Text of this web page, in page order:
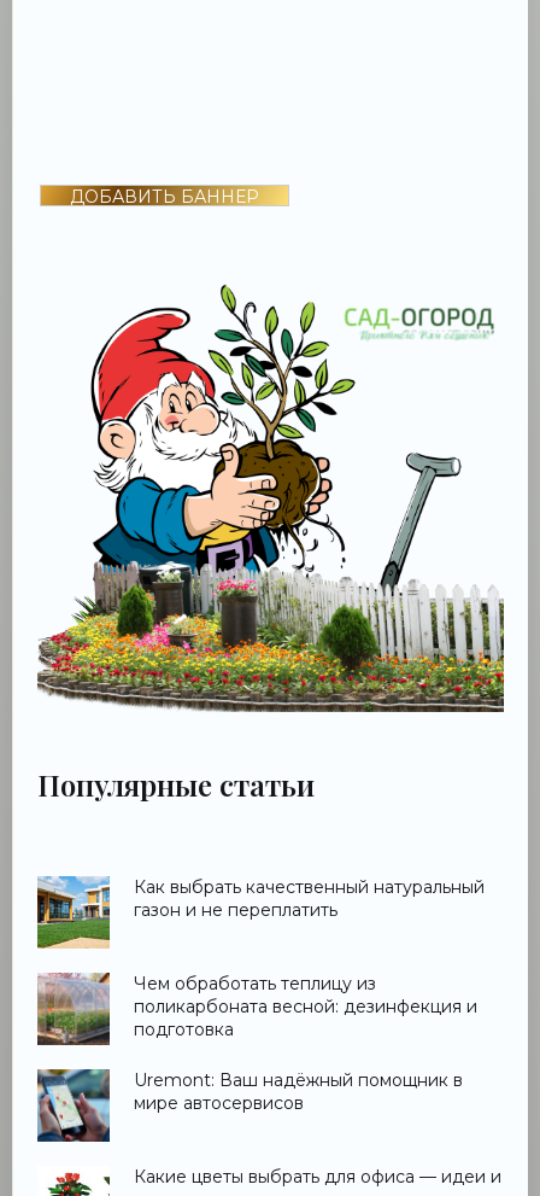
ДОБАВИТЬ БАННЕР
Популярные статьи
Как выбрать качественный натуральный
газон и не переплатить
Чем обработать теплицу из
поликарбоната весной: дезинфекция и
подготовка
Uremont: Ваш надёжный помощник в
мире автосервисов
Какие цветы выбрать для офиса — идеи и